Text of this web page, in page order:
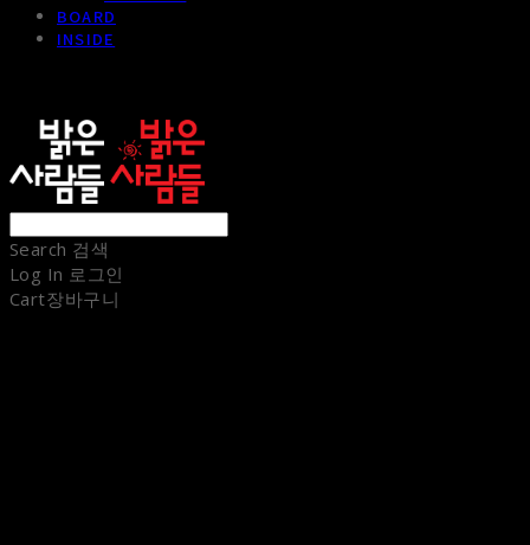
BOARD
INSIDE
Search 검색
Log In 로그인
Cart장바구니